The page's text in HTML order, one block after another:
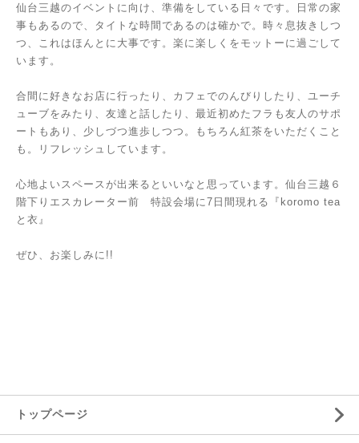
仙台三越のイベントに向け、準備をしている日々です。日常の家
事もあるので、タイトな時間であるのは確かで。時々息抜きしつ
つ、これはほんとに大事です。楽に楽しくをモットーに過ごして
います。
合間に好きなお店に行ったり、カフェでのんびりしたり、ユーチ
ューブをみたり、友達と話したり、最近初めたフラも友人のサポ
ートもあり、少しづつ進歩しつつ。もちろん紅茶をいただくこと
も。リフレッシュしています。
心地よいスペースが出来るといいなと思っています。仙台三越６
階下りエスカレーター前 特設会場に7日間現れる『koromo tea
と衣』
ぜひ、お楽しみに!!
トップページ